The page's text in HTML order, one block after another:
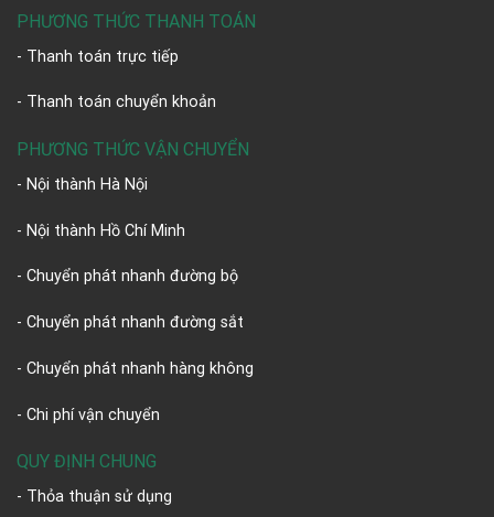
PHƯƠNG THỨC THANH TOÁN
- Thanh toán trực tiếp
- Thanh toán chuyển khoản
PHƯƠNG THỨC VẬN CHUYỂN
- Nội thành Hà Nội
- Nội thành Hồ Chí Minh
- Chuyển phát nhanh đường bộ
- Chuyển phát nhanh đường sắt
- Chuyển phát nhanh hàng không
- Chi phí vận chuyển
QUY ĐỊNH CHUNG
- Thỏa thuận sử dụng